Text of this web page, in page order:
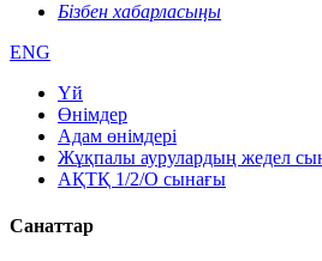
Бізбен хабарласыңы
ENG
Үй
Өнімдер
Адам өнімдері
Жұқпалы аурулардың жедел
АҚТҚ 1/2/О сынағы
Санаттар